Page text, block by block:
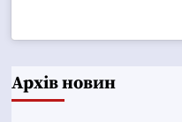
Архів новин